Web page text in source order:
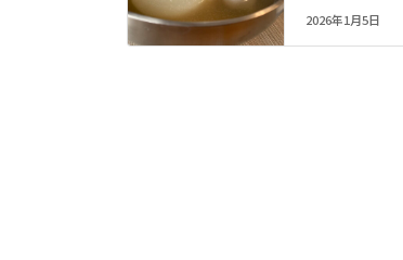
2026年1月5日